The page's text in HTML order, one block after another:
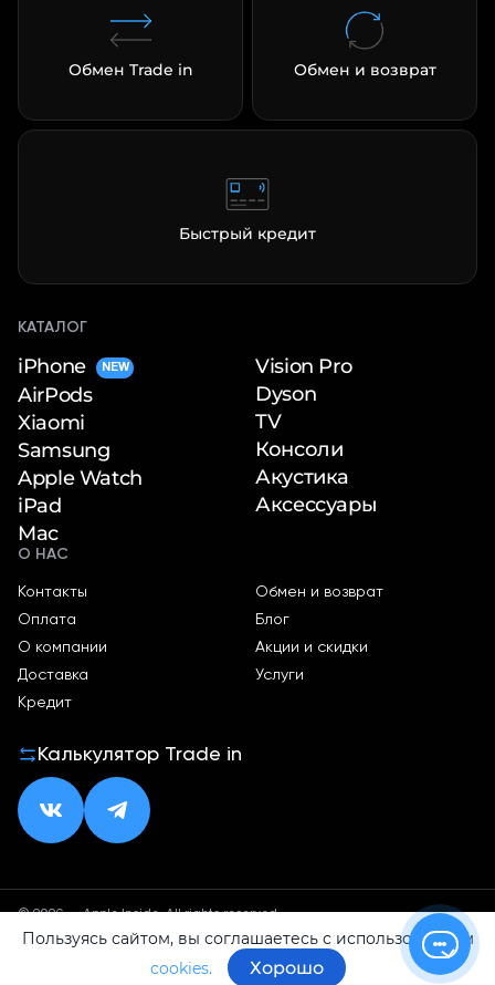
Обмен Trade in Обмен и возврат
Быстрый кредит
КАТАЛОГ
iPhone NEW
AirPods
Xiaomi
Samsung
Apple Watch
iPad
Mac
Vision Pro
Dyson
TV
Консоли
Акустика
Аксессуары
О НАС
Контакты
Оплата
О компании
Доставка
Кредит
Обмен и возврат
Блог
Акции и скидки
Услуги
Калькулятор Trade in
© 2026 — Apple Inside. All rights reserved.
Политика конфиденциальностиОферта
Пользуясь сайтом, вы соглашаетесь с использованием
cookies.
Хорошо